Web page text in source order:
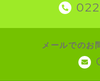
メールでのお